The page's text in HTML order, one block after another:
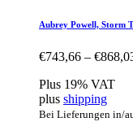
Aubrey Powell, Storm
€743,66 – €
Plus 19% VAT
plus shipping
Bei Lieferungen in/